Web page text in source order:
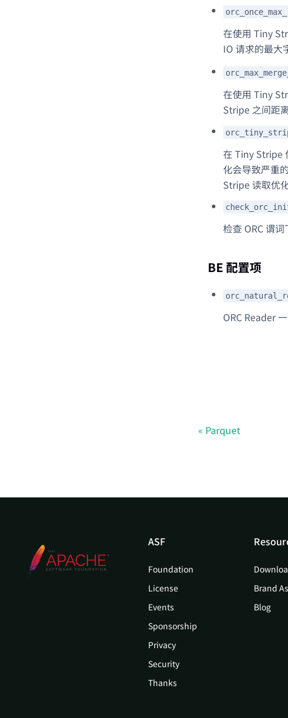
在使用 Tiny
IO 请求的最大
在使用 Tiny
Stripe 之间距
在 Tiny Stripe
化会导致严重
Stripe 读取优
检查 ORC 谓
BE 配置项
ORC Reader
Parquet
ASF
Foundation
License
Events
Sponsorship
Privacy
Security
Thanks
Brand
Blog